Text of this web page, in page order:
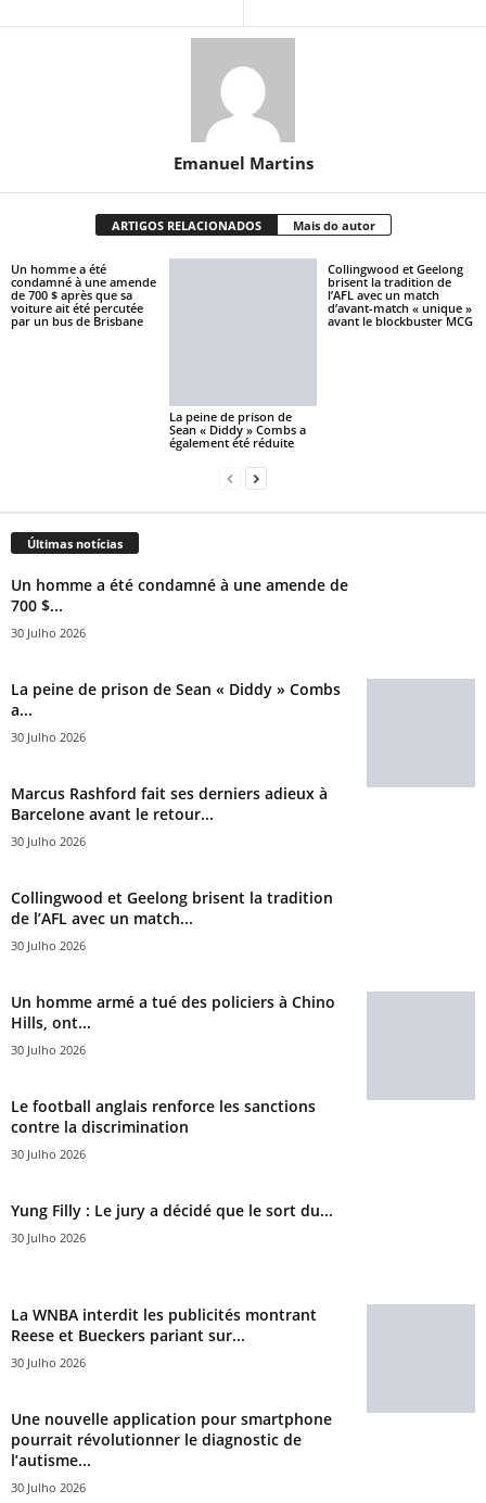
Emanuel Martins
ARTIGOS RELACIONADOS Mais do autor
Un homme a été
condamné à une amende
de 700 $ après que sa
voiture ait été percutée
par un bus de Brisbane
La peine de prison de
Sean « Diddy » Combs a
également été réduite
Collingwood et Geelong
brisent la tradition de
l’AFL avec un match
d’avant-match « unique »
avant le blockbuster MCG
Últimas notícias
Un homme a été condamné à une amende de
700 $...
30 Julho 2026
La peine de prison de Sean « Diddy » Combs
a...
30 Julho 2026
Marcus Rashford fait ses derniers adieux à
Barcelone avant le retour...
30 Julho 2026
Collingwood et Geelong brisent la tradition
de l’AFL avec un match...
30 Julho 2026
Un homme armé a tué des policiers à Chino
Hills, ont...
30 Julho 2026
Le football anglais renforce les sanctions
contre la discrimination
30 Julho 2026
Yung Filly : Le jury a décidé que le sort du...
30 Julho 2026
La WNBA interdit les publicités montrant
Reese et Bueckers pariant sur...
30 Julho 2026
Une nouvelle application pour smartphone
pourrait révolutionner le diagnostic de
l’autisme...
30 Julho 2026